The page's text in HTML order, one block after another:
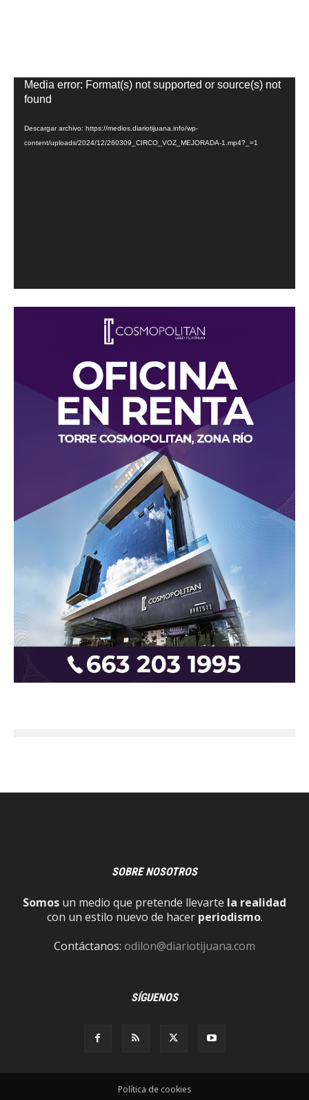
Reproductor
de
Media error: Format(s) not supported or source(s) not
found
Descargar archivo: https://medios.diariotijuana.info/wp-
content/uploads/2024/12/260309_CIRCO_VOZ_MEJORADA-1.mp4?_=1
SOBRE NOSOTROS
Somos un medio que pretende llevarte la realidad
con un estilo nuevo de hacer periodismo.
Contáctanos: odilon@diariotijuana.com
SÍGUENOS
Política de cookies